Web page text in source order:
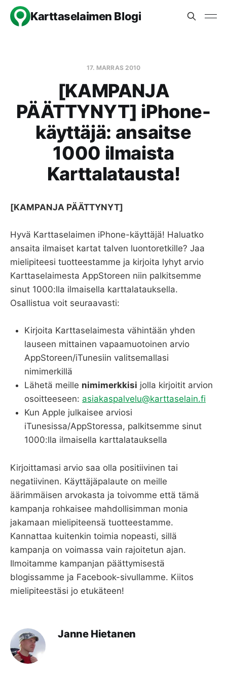
Karttaselaimen Blogi
17. MARRAS 2010
[KAMPANJA
PÄÄTTYNYT] iPhone-
käyttäjä: ansaitse
1000 ilmaista
Karttalatausta!
[KAMPANJA PÄÄTTYNYT]
Hyvä Karttaselaimen iPhone-käyttäjä! Haluatko
ansaita ilmaiset kartat talven luontoretkille? Jaa
mielipiteesi tuotteestamme ja kirjoita lyhyt arvio
Karttaselaimesta AppStoreen niin palkitsemme
sinut 1000:lla ilmaisella karttalatauksella.
Osallistua voit seuraavasti:
Kirjoita Karttaselaimesta vähintään yhden
lauseen mittainen vapaamuotoinen arvio
AppStoreen/iTunesiin valitsemallasi
nimimerkillä
Lähetä meille nimimerkkisi jolla kirjoitit arvion
osoitteeseen: asiakaspalvelu@karttaselain.fi
Kun Apple julkaisee arviosi
iTunesissa/AppStoressa, palkitsemme sinut
1000:lla ilmaisella karttalatauksella
Kirjoittamasi arvio saa olla positiivinen tai
negatiivinen. Käyttäjäpalaute on meille
äärimmäisen arvokasta ja toivomme että tämä
kampanja rohkaisee mahdollisimman monia
jakamaan mielipiteensä tuotteestamme.
Kannattaa kuitenkin toimia nopeasti, sillä
kampanja on voimassa vain rajoitetun ajan.
Ilmoitamme kampanjan päättymisestä
blogissamme ja Facebook-sivullamme. Kiitos
mielipiteestäsi jo etukäteen!
Janne Hietanen